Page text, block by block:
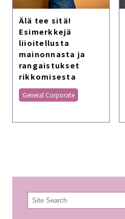
Älä tee sitä!
Esimerkkejä
liioitellusta
mainonnasta ja
rangaistukset
rikkomisesta
General Corporate
検
索